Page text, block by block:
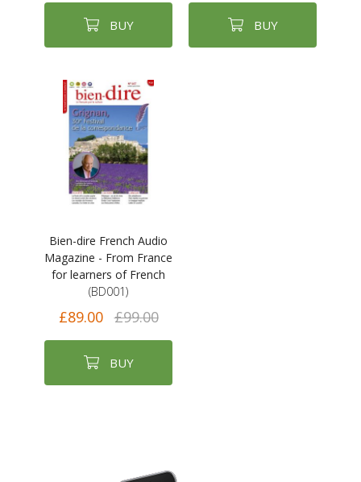
BUY BUY
Bien-dire French Audio
Magazine - From France
for learners of French
(BD001)
£89.00 £99.00
BUY